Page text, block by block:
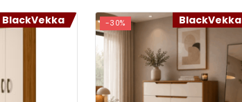
cosas de la habitación. Fácil de armar.
BlackVekka -30% BlackVekka